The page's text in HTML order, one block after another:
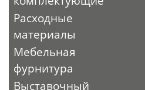
Расходные
материалы
Мебельная
фурнитура
Выставочный